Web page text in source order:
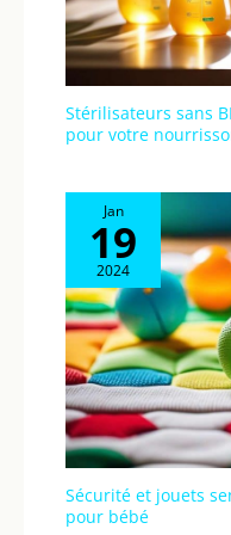
Stérilisateurs sans
pour votre
Jan
19
2024
Sécurité et jouets
pour bébé